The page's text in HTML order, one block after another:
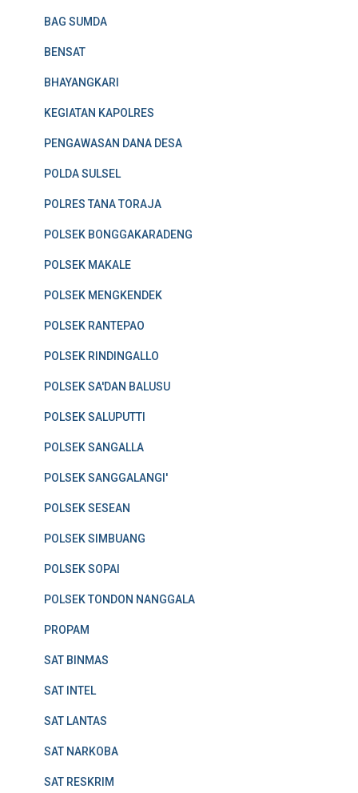
BAG SUMDA
BENSAT
BHAYANGKARI
KEGIATAN KAPOLRES
PENGAWASAN DANA DESA
POLDA SULSEL
POLRES TANA TORAJA
POLSEK BONGGAKARADENG
POLSEK MAKALE
POLSEK MENGKENDEK
POLSEK RANTEPAO
POLSEK RINDINGALLO
POLSEK SA'DAN BALUSU
POLSEK SALUPUTTI
POLSEK SANGALLA
POLSEK SANGGALANGI'
POLSEK SESEAN
POLSEK SIMBUANG
POLSEK SOPAI
POLSEK TONDON NANGGALA
PROPAM
SAT BINMAS
SAT INTEL
SAT LANTAS
SAT NARKOBA
SAT RESKRIM